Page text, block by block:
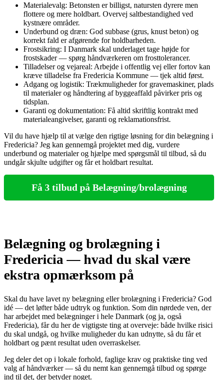
Materialevalg: Betonsten er billigst, natursten dyrere men
flottere og mere holdbart. Overvej saltbestandighed ved
kystnære områder.
Underbund og dræn: God subbase (grus, knust beton) og
korrekt fald er afgørende for holdbarheden.
Frostsikring: I Danmark skal underlaget tage højde for
frostskader — spørg håndværkeren om frosttolerancer.
Tilladelser og vejareal: Arbejde i offentlig vej eller fortov kan
kræve tilladelse fra Fredericia Kommune — tjek altid først.
Adgang og logistik: Trækmuligheder for gravemaskiner, plads
til materialer og håndtering af byggeaffald påvirker pris og
tidsplan.
Garanti og dokumentation: Få altid skriftlig kontrakt med
materialeangivelser, garanti og reklamationsfrist.
Vil du have hjælp til at vælge den rigtige løsning for din belægning i
Fredericia? Jeg kan gennemgå projektet med dig, vurdere
underbund og materialer og hjælpe med spørgsmål til tilbud, så du
undgår skjulte udgifter og får et holdbart resultat.
Få 3 tilbud på Belægning/brolægning
Belægning og brolægning i
Fredericia — hvad du skal være
ekstra opmærksom på
Skal du have lavet ny belægning eller brolægning i Fredericia? God
idé — det løfter både udtryk og funktion. Som din nørdede ven, der
har arbejdet med belægninger i hele Danmark (og ja, også
Fredericia), får du her de vigtigste ting at overveje: både hvilke risici
du skal undgå, og hvilke muligheder du kan udnytte, så du får et
holdbart og pænt resultat uden overraskelser.
Jeg deler det op i lokale forhold, faglige krav og praktiske ting ved
valg af håndværker — så du nemt kan gennemgå tilbud og spørge
ind til det, der betyder noget.